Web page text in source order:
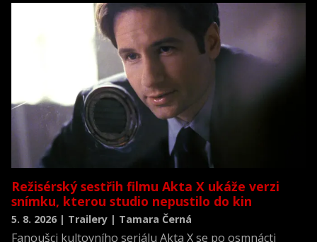
novodobých dějin.
Režisérský sestřih filmu Akta X ukáže verzi
snímku, kterou studio nepustilo do kin
5. 8. 2026 | Trailery | Tamara Černá
Fanoušci kultovního seriálu Akta X se po osmnácti